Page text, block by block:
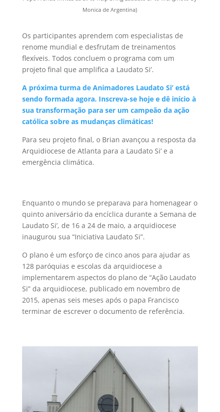
Monica de Argentina)
Os participantes aprendem com especialistas de
renome mundial e desfrutam de treinamentos
flexíveis. Todos concluem o programa com um
projeto final que amplifica a Laudato Si’.
A próxima turma de Animadores Laudato Si’ está
sendo formada agora. Inscreva-se hoje e dê início à
sua transformação para ser um campeão da ação
católica sobre as mudanças climáticas!
Para seu projeto final, o Brian avançou a resposta da
Arquidiocese de Atlanta para a Laudato Si’ e a
emergência climática.
Enquanto o mundo se preparava para homenagear o
quinto aniversário da encíclica durante a Semana de
Laudato Si’, de 16 a 24 de maio, a arquidiocese
inaugurou sua “Iniciativa Laudato Si”.
O plano é um esforço de cinco anos para ajudar as
128 paróquias e escolas da arquidiocese a
implementarem aspectos do plano de “Ação Laudato
Si” da arquidiocese, publicado em novembro de
2015, apenas seis meses após o papa Francisco
terminar de escrever o documento de referência.